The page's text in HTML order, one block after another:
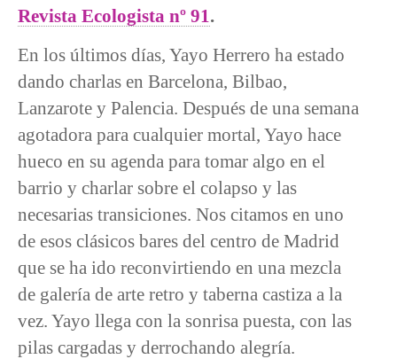
Revista Ecologista nº 91 .
En los últimos días, Yayo Herrero ha estado
dando charlas en Barcelona, Bilbao,
Lanzarote y Palencia. Después de una semana
agotadora para cualquier mortal, Yayo hace
hueco en su agenda para tomar algo en el
barrio y charlar sobre el colapso y las
necesarias transiciones. Nos citamos en uno
de esos clásicos bares del centro de Madrid
que se ha ido reconvirtiendo en una mezcla
de galería de arte retro y taberna castiza a la
vez. Yayo llega con la sonrisa puesta, con las
pilas cargadas y derrochando alegría.